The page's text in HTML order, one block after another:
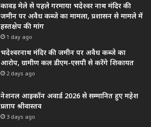
कावड़ मेले से पहले गरमाया भदेश्वर नाथ मंदिर की
जमीन पर अवैध कब्जे का मामला, प्रशासन से मामले में
हस्तक्षेप की मांग
1 day ago
भदेश्वरनाथ मंदिर की जमीन पर अवैध कब्जे का
आरोप, ग्रामीण कल डीएम-एसपी से करेंगे शिकायत
2 days ago
नेशनल आइकॉन अवार्ड 2026 से सम्मानित हुए महेश
प्रताप श्रीवास्तव
3 days ago